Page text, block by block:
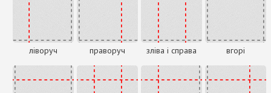
ліворуч праворуч зліва і справа вгорі